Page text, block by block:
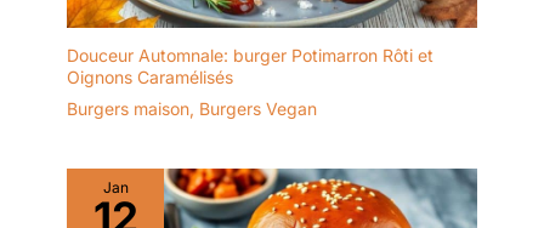
le rinçant à l'eau tiède
adapté au lave-vaisselle.
Douceur Automnale: burger Potimarron Rôti et
Oignons Caramélisés
Burgers maison, Burgers Vegan
Jan
12